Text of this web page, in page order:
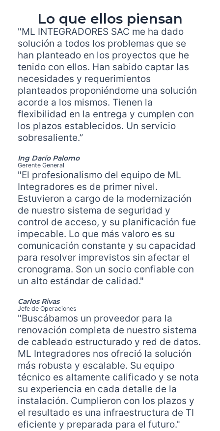
Lo que ellos piensan
"ML INTEGRADORES SAC me ha dado
solución a todos los problemas que se
han planteado en los proyectos que he
tenido con ellos. Han sabido captar las
necesidades y requerimientos
planteados proponiéndome una solución
acorde a los mismos. Tienen la
flexibilidad en la entrega y cumplen con
los plazos establecidos. Un servicio
sobresaliente.”
Ing Darío Palomo
Gerente General
"El profesionalismo del equipo de ML
Integradores es de primer nivel.
Estuvieron a cargo de la modernización
de nuestro sistema de seguridad y
control de acceso, y su planificación fue
impecable. Lo que más valoro es su
comunicación constante y su capacidad
para resolver imprevistos sin afectar el
cronograma. Son un socio confiable con
un alto estándar de calidad."
Carlos Rivas
Jefe de Operaciones
"Buscábamos un proveedor para la
renovación completa de nuestro sistema
de cableado estructurado y red de datos.
ML Integradores nos ofreció la solución
más robusta y escalable. Su equipo
técnico es altamente calificado y se nota
su experiencia en cada detalle de la
instalación. Cumplieron con los plazos y
el resultado es una infraestructura de TI
eficiente y preparada para el futuro."